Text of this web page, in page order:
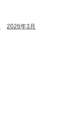
2026年3月